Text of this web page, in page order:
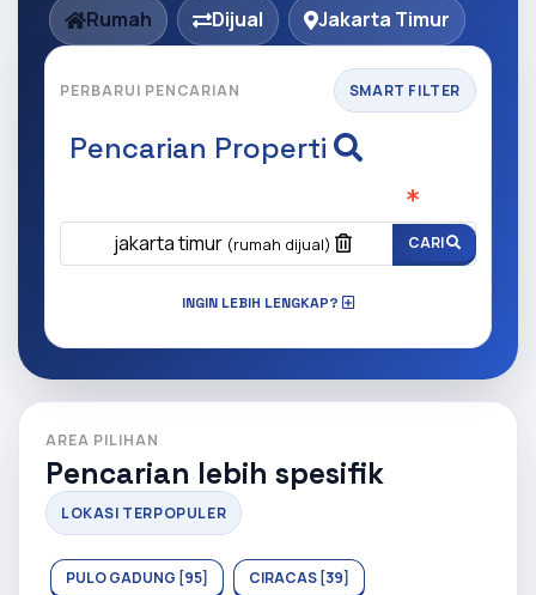
Rumah Dijual Jakarta Timur
PERBARUI PENCARIAN SMART FILTER
Pencarian Properti
jakarta timur (rumah dijual) CARI
INGIN LEBIH LENGKAP?
AREA PILIHAN
Pencarian lebih spesifik
LOKASI TERPOPULER
PULO GADUNG [95] CIRACAS [39]